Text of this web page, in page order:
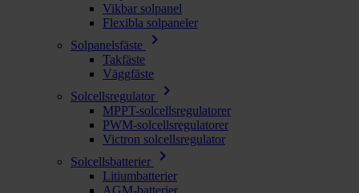
Vikbar solpanel
Flexibla solpaneler
Solpanelsfäste
chevron_right
Takfäste
Väggfäste
Solcellsregulator
chevron_right
MPPT-solcellsregulatorer
PWM-solcellsregulatorer
Victron solcellsregulator
Solcellsbatterier
chevron_right
Litiumbatterier
AGM-batterier